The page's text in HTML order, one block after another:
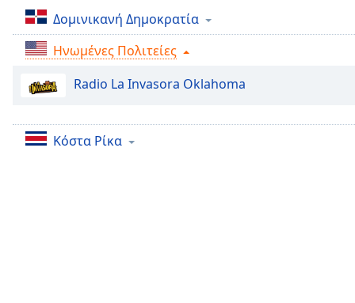
Descriptions
descriptions
off,
selected
subtitles
Δομινικανή Δημοκρατία
Ηνωμένες Πολιτείες
Radio La Invasora Oklahoma
Κόστα Ρίκα